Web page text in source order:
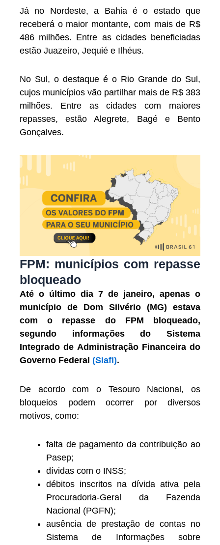
Já no Nordeste, a Bahia é o estado que
receberá o maior montante, com mais de R$
486 milhões. Entre as cidades beneficiadas
estão Juazeiro, Jequié e Ilhéus.
No Sul, o destaque é o Rio Grande do Sul,
cujos municípios vão partilhar mais de R$ 383
milhões. Entre as cidades com maiores
repasses, estão Alegrete, Bagé e Bento
Gonçalves.
FPM: municípios com repasse
bloqueado
Até o último dia 7 de janeiro, apenas o
município de Dom Silvério (MG) estava
com o repasse do FPM bloqueado,
segundo informações do Sistema
Integrado de Administração Financeira do
Governo Federal (Siafi).
De acordo com o Tesouro Nacional, os
bloqueios podem ocorrer por diversos
motivos, como:
falta de pagamento da contribuição ao
Pasep;
dívidas com o INSS;
débitos inscritos na dívida ativa pela
Procuradoria-Geral da Fazenda
Nacional (PGFN);
ausência de prestação de contas no
Sistema de Informações sobre